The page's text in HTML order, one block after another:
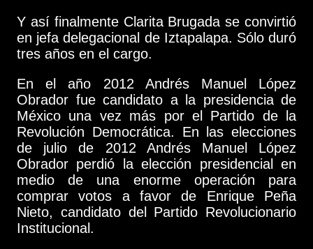
Y así finalmente Clarita Brugada se convirtió
en jefa delegacional de Iztapalapa. Sólo duró
tres años en el cargo.
En el año 2012 Andrés Manuel López
Obrador fue candidato a la presidencia de
México una vez más por el Partido de la
Revolución Democrática. En las elecciones
de julio de 2012 Andrés Manuel López
Obrador perdió la elección presidencial en
medio de una enorme operación para
comprar votos a favor de Enrique Peña
Nieto, candidato del Partido Revolucionario
Institucional.